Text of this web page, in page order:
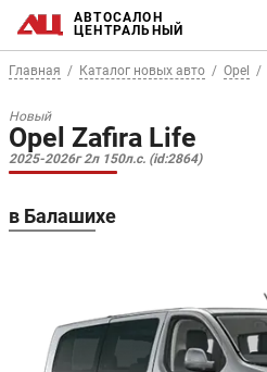
АВТОСАЛОН
ЦЕНТРАЛЬНЫЙ
Главная Каталог новых авто Opel
Новый
Opel Zafira Life
2025-2026г 2л 150л.с. (id:2864)
в Балашихе